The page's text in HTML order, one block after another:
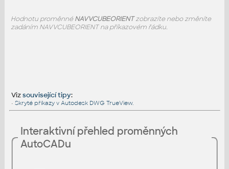
Hodnotu proměnnéNAVVCUBEORIENTzobrazíte nebo změníte
zadáním NAVVCUBEORIENT na příkazovém řádku.
Vizsouvisející tipy:
• Skryté příkazy v Autodesk DWG TrueView.
Interaktivní přehled proměnných
AutoCADu